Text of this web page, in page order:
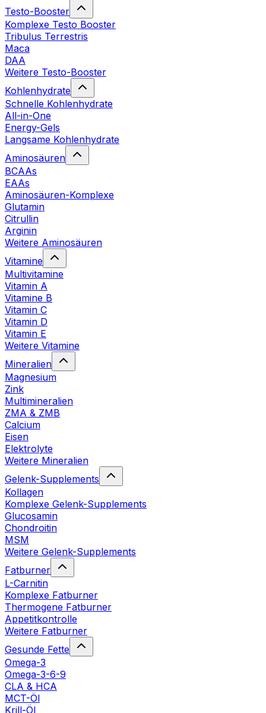
Testo-Booster
Komplexe Testo Booster
Tribulus Terrestris
Maca
DAA
Weitere Testo-Booster
Kohlenhydrate
Schnelle Kohlenhydrate
All-in-One
Energy-Gels
Langsame Kohlenhydrate
Aminosäuren
BCAAs
EAAs
Aminosäuren-Komplexe
Glutamin
Citrullin
Arginin
Weitere Aminosäuren
Vitamine
Multivitamine
Vitamin A
Vitamine B
Vitamin C
Vitamin D
Vitamin E
Weitere Vitamine
Mineralien
Magnesium
Zink
Multimineralien
ZMA & ZMB
Calcium
Eisen
Elektrolyte
Weitere Mineralien
Gelenk-Supplements
Kollagen
Komplexe Gelenk-Supplements
Glucosamin
Chondroitin
MSM
Weitere Gelenk-Supplements
Fatburner
L-Carnitin
Komplexe Fatburner
Thermogene Fatburner
Appetitkontrolle
Weitere Fatburner
Gesunde Fette
Omega-3
Omega-3-6-9
CLA & HCA
MCT-Öl
Krill-Öl